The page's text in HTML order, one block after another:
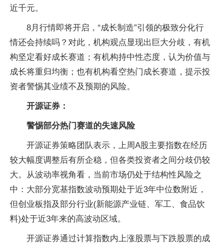
近千元。
8月行情即将开启，“成长制造”引领的极致分化行
情还会持续吗？对此，机构观点显现出巨大分歧，有机
构坚定看好成长赛道；有机构持中性态度，认为价值与
成长将重归均衡；也有机构看空热门成长赛道，提示投
资者警惕其业绩不及预期的风险。
开源证券：
警惕部分热门赛道的失速风险
开源证券策略团队表示，上周A股主要指数在经历
较大幅度调整后有所企稳，但各类投资者之间分歧仍较
大。从波动率视角看，当前市场仍处于结构性风险之
中：大部分宽基指数波动预期处于近3年中位数附近，
但创业板指及部分行业(新能源产业链、军工、食品饮
料)处于近3年来的高波动区域。
开源证券通过计算指数内上涨股票与下跌股票的成